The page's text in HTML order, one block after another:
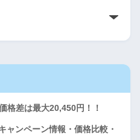
格差は最大20,450円！！
ンペーン情報・価格比較・